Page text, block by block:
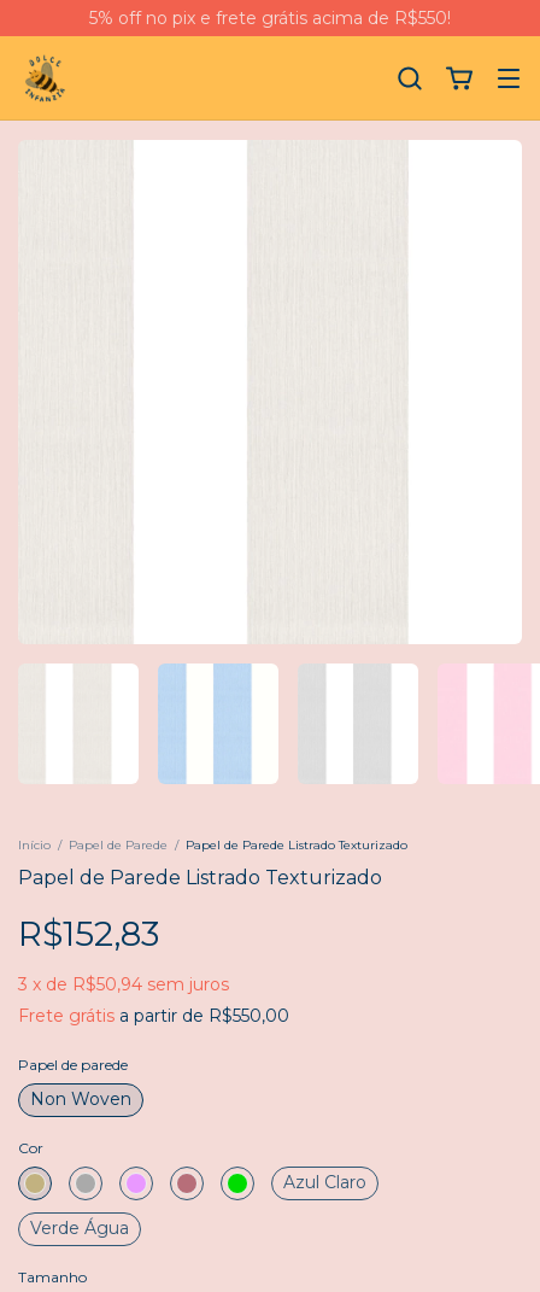
5% off no pix e frete grátis acima de R$550!
Início / Papel de Parede / Papel de Parede Listrado Texturizado
Papel de Parede Listrado Texturizado
R$152,83
3 x de R$50,94 sem juros
Frete grátis a partir de R$550,00
Papel de parede
Non Woven
Cor
Azul Claro
Verde Água
Tamanho